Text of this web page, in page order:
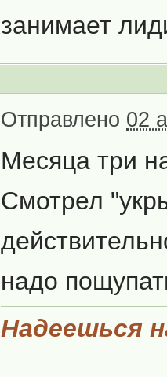
занимает
Отправлено 02
Месяца три
Смотрел
надо
Надеешься